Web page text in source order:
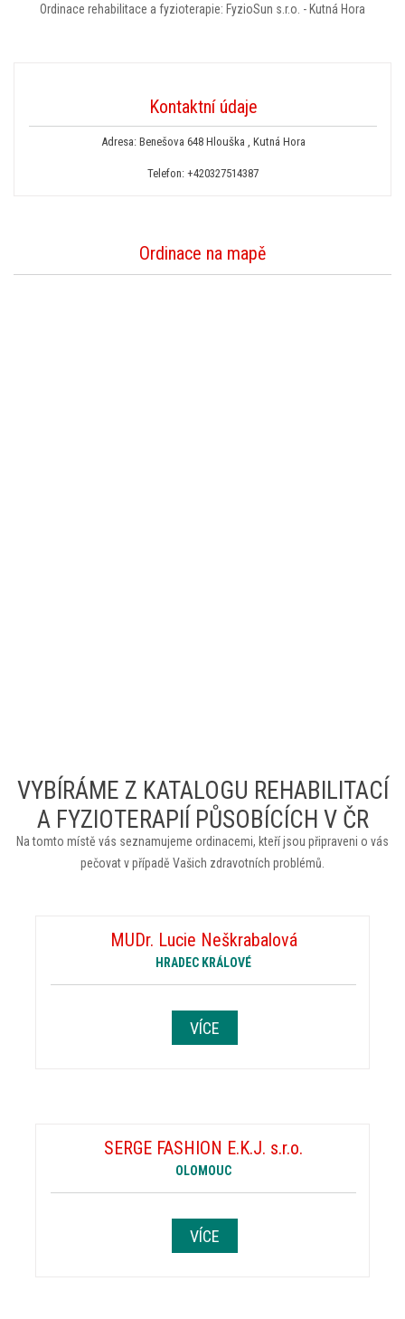
Ordinace rehabilitace a fyzioterapie: FyzioSun s.r.o. - Kutná Hora
Kontaktní údaje
Adresa: Benešova 648 Hlouška , Kutná Hora
Telefon: +420327514387
Ordinace na mapě
VYBÍRÁME Z KATALOGU REHABILITACÍ
A FYZIOTERAPIÍ PŮSOBÍCÍCH V ČR
Na tomto místě vás seznamujeme ordinacemi, kteří jsou připraveni o vás
pečovat v případě Vašich zdravotních problémů.
MUDr. Lucie Neškrabalová
HRADEC KRÁLOVÉ
VÍCE
SERGE FASHION E.K.J. s.r.o.
OLOMOUC
VÍCE